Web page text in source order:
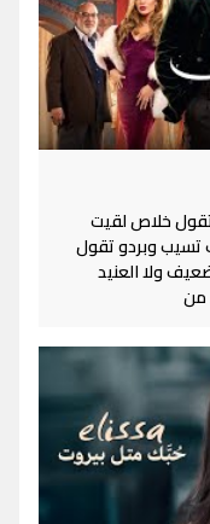
خلاص لقيت
تسيب وبردو تقول
ولا العنيد
من